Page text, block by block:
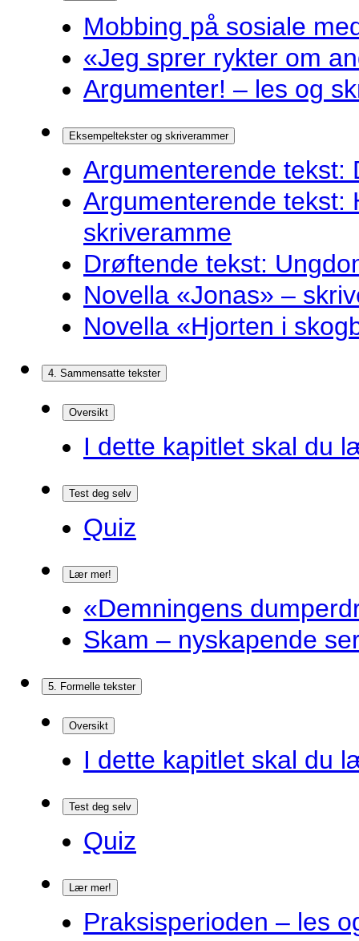
Mobbing på sosiale
«Jeg sprer rykter om
Argumenter! – les og
Eksempeltekster og skriverammer
Argumenterende tekst:
Argumenterende tekst:
skriveramme
Drøftende tekst:
Novella «Jonas» –
Novella «Hjorten i
4. Sammensatte tekster
Oversikt
I dette kapitlet skal du
Test deg selv
Quiz
Lær mer!
«Demningens
Skam – nyskapende
5. Formelle tekster
Oversikt
I dette kapitlet skal du
Test deg selv
Quiz
Lær mer!
Praksisperioden – les